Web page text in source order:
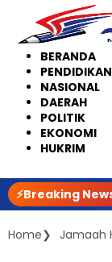
konten
BERANDA
PENDIDIKAN
NASIONAL
DAERAH
POLITIK
EKONOMI
HUKRIM
⚡Breaking
Bupati Siak Afni
Home Jamaah